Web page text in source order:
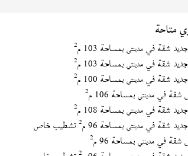
متاحة
جديد شقة في مدينتي بمساحة 103 م 2
جديد شقة في مدينتي بمساحة 103 م 2
جديد شقة في مدينتي بمساحة 100 م 2
شقة في مدينتي بمساحة 106 م 2
جديد شقة في مدينتي بمساحة 108 م 2
جديد شقة في مدينتي بمساحة 96 م 2تشطيب خاص
شقة في مدينتي بمساحة 96 م 2
2